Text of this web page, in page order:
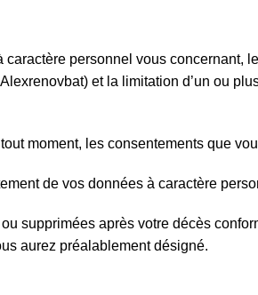
personnel vous
et la limitation d’un ou
moment, les consentements que
de vos données à caractère
supprimées après votre décès
aurez préalablement désigné.